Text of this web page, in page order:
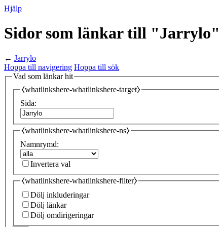
Hjälp
Sidor som länkar till "Jarrylo"
← Jarrylo
Hoppa till navigering Hoppa till sök
Vad som länkar hit
⧼whatlinkshere-whatlinkshere-target⧽
Sida:
⧼whatlinkshere-whatlinkshere-ns⧽
Namnrymd:
Invertera val
⧼whatlinkshere-whatlinkshere-filter⧽
Dölj inkluderingar
Dölj länkar
Dölj omdirigeringar